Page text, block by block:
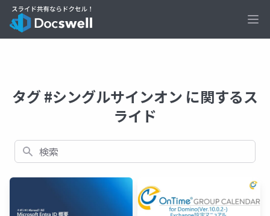
タグ #シングルサインオン に関するス
ライド
検索